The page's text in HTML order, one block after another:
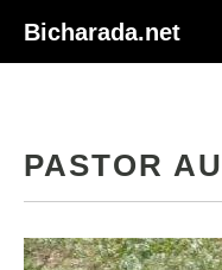
Bicharada.net
PASTOR